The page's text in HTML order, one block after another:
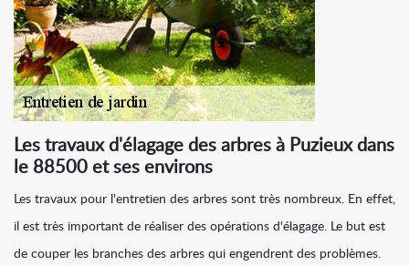
Les travaux d'élagage des arbres à Puzieux dans
le 88500 et ses environs
Les travaux pour l'entretien des arbres sont très nombreux. En effet,
il est très important de réaliser des opérations d'élagage. Le but est
de couper les branches des arbres qui engendrent des problèmes.